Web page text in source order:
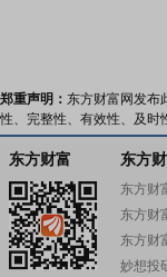
郑重声明： 东方财富网发布
性、完整性、有效性、及时
东方财富 东方
东方财
东方财
东方财
妙想投